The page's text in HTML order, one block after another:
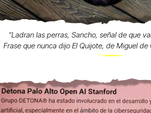
“Ladran las perras, Sancho, señal de que
Frase que nunca dijo El Quijote, de Miguel